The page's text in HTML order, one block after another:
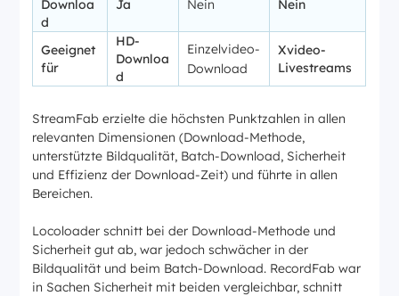
Downloa
d
Ja Nein Nein
Geeignet
für
HD-
Downloa
d
Einzelvideo-
Download
Xvideo-
Livestreams
StreamFab erzielte die höchsten Punktzahlen in allen
relevanten Dimensionen (Download-Methode,
unterstützte Bildqualität, Batch-Download, Sicherheit
und Effizienz der Download-Zeit) und führte in allen
Bereichen.
Locoloader schnitt bei der Download-Methode und
Sicherheit gut ab, war jedoch schwächer in der
Bildqualität und beim Batch-Download. RecordFab war
in Sachen Sicherheit mit beiden vergleichbar, schnitt